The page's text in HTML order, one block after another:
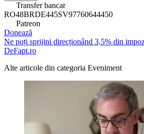
Transfer bancar
RO48BRDE445SV97760644450
Patreon
Donează
Ne poți sprijini direcționând 3,5% din
DeFapt.ro
Alte articole din categoria Eveniment